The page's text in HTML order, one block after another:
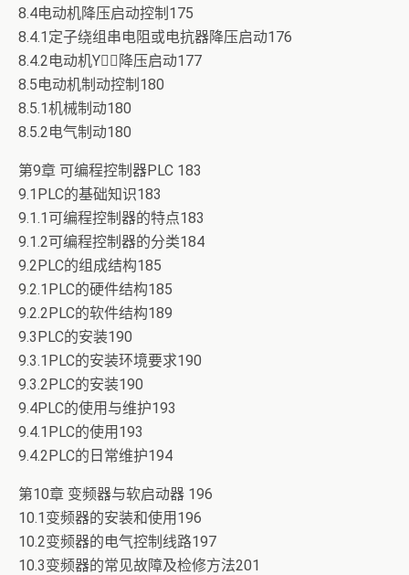
8.4电动机降压启动控制175
8.4.1定子绕组串电阻或电抗器降压启动176
8.4.2电动机Y△降压启动177
8.5电动机制动控制180
8.5.1机械制动180
8.5.2电气制动180
第9章 可编程控制器PLC 183
9.1PLC的基础知识183
9.1.1可编程控制器的特点183
9.1.2可编程控制器的分类184
9.2PLC的组成结构185
9.2.1PLC的硬件结构185
9.2.2PLC的软件结构189
9.3PLC的安装190
9.3.1PLC的安装环境要求190
9.3.2PLC的安装190
9.4PLC的使用与维护193
9.4.1PLC的使用193
9.4.2PLC的日常维护194
第10章 变频器与软启动器 196
10.1变频器的安装和使用196
10.2变频器的电气控制线路197
10.3变频器的常见故障及检修方法201